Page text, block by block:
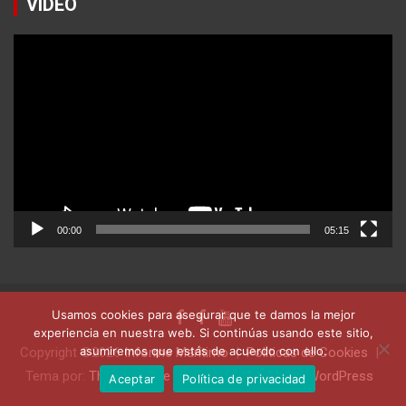
00:00 05:15
Copyright ©2026Informe Marítimo
Politicas de Cookies
Tema por: Theme Horse Funciona gracias a: WordPress
Usamos cookies para asegurar que te damos la mejor
experiencia en nuestra web. Si continúas usando este sitio,
asumiremos que estás de acuerdo con ello.
Aceptar
Política de privacidad